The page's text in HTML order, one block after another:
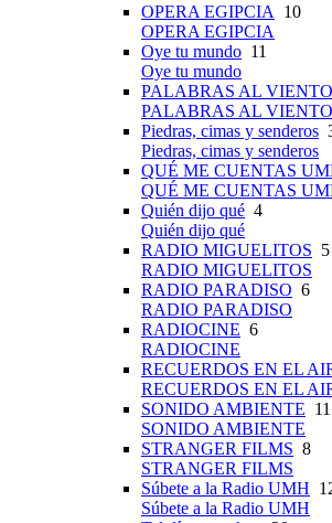
OPERA EGIPCIA
10
OPERA EGIPCIA
Oye tu mundo 11
Oye tu mundo
PALABRAS AL VIENTO
PALABRAS AL VIENTO
Piedras, cimas y senderos
Piedras, cimas y senderos
QUÉ ME CUENTAS
QUÉ ME CUENTAS
Quién dijo qué 4
Quién dijo qué
RADIO MIGUELITOS 5
RADIO MIGUELITOS
RADIO PARADISO 6
RADIO PARADISO
RADIOCINE 6
RADIOCINE
RECUERDOS EN EL
RECUERDOS EN EL
SONIDO AMBIENTE 11
SONIDO AMBIENTE
STRANGER FILMS 8
STRANGER FILMS
Súbete a la Radio UMH
Súbete a la Radio UMH